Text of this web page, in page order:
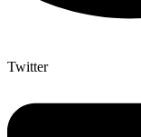
Twitter